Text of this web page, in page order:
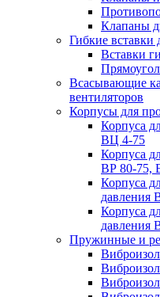
Клапаны
Гибкие вставки
Вставки
Всасывающие
вентиляторов
Корпусы для
Корпуса
ВЦ 4-75
Корпуса
ВР 80-75,
Корпуса
давления
Корпуса
давления
Пружинные и